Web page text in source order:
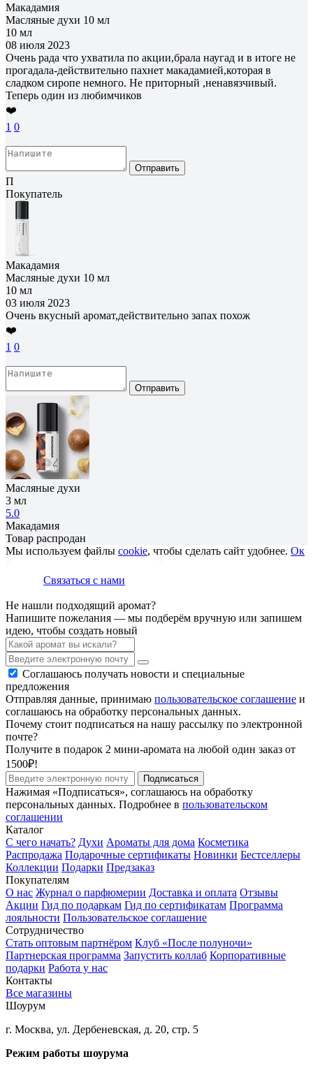
Макадамия
Масляные духи 10 мл
10 мл
08 июля 2023
Очень рада что ухватила по акции,брала наугад и в итоге не
прогадала-действительно пахнет макадамией,которая в
сладком сиропе немного. Не приторный ,ненавязчивый.
Теперь один из любимчиков
❤️
1 0
Отправить
П
Покупатель
Макадамия
Масляные духи 10 мл
10 мл
03 июля 2023
Очень вкусный аромат,действительно запах похож
❤️
1 0
Отправить
Масляные духи
3 мл
5.0
Макадамия
Товар распродан
Мы используем файлы cookie, чтобы сделать сайт удобнее. Ок
Связаться с нами
Не нашли подходящий аромат?
Напишите пожелания — мы подберём вручную или запишем
идею, чтобы создать новый
Соглашаюсь получать новости и специальные
предложения
Отправляя данные, принимаю пользовательское соглашение и
соглашаюсь на обработку персональных данных.
Почему стоит подписаться на нашу рассылку по электронной
почте?
Получите в подарок 2 мини-аромата на любой один заказ от
1500₽!
Подписаться
Нажимая «Подписаться», соглашаюсь на обработку
персональных данных. Подробнее в пользовательском
соглашении
Каталог
С чего начать? Духи Ароматы для дома Косметика
Распродажа Подарочные сертификаты Новинки Бестселлеры
Коллекции Подарки Предзаказ
Покупателям
О нас Журнал о парфюмерии Доставка и оплата Отзывы
Акции Гид по подаркам Гид по сертификатам Программа
лояльности Пользовательское соглашение
Сотрудничество
Стать оптовым партнёром Клуб «После полуночи»
Партнерская программа Запустить коллаб Корпоративные
подарки Работа у нас
Контакты
Все магазины
Шоурум
г. Москва, ул. Дербеневская, д. 20, стр. 5
Режим работы шоурума